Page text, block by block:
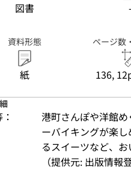
図書 -
資料形態
紙
ページ数
136,
港町さんぽや洋館
ーバイキングが楽
るスイーツなど、お
（提供元: 出版情報